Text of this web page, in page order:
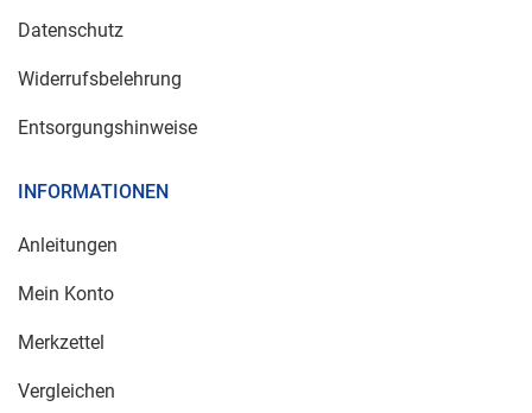
Datenschutz
Widerrufsbelehrung
Entsorgungshinweise
INFORMATIONEN
Anleitungen
Mein Konto
Merkzettel
Vergleichen